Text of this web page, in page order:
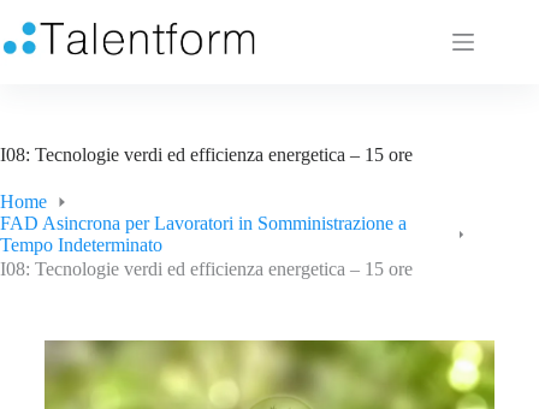
I08: Tecnologie verdi ed efficienza energetica – 15 ore
Home
FAD Asincrona per Lavoratori in Somministrazione a
Tempo Indeterminato
I08: Tecnologie verdi ed efficienza energetica – 15 ore